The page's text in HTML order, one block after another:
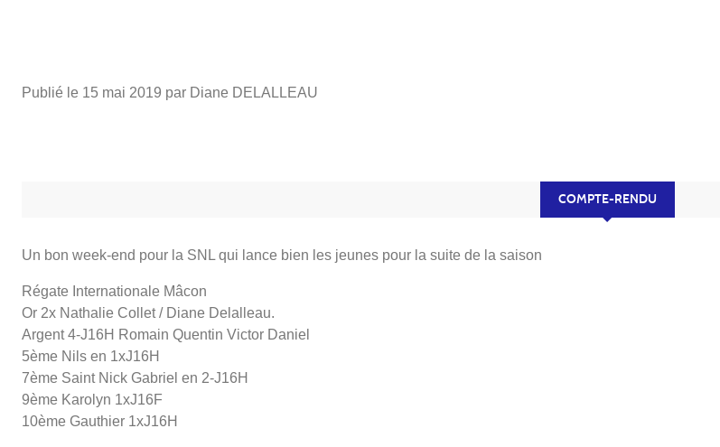
Publié le 15 mai 2019 par Diane DELALLEAU
COMPTE-RENDU
Un bon week-end pour la SNL qui lance bien les jeunes pour la suite de la saison
Régate Internationale Mâcon
Or 2x Nathalie Collet / Diane Delalleau.
Argent 4-J16H Romain Quentin Victor Daniel
5ème Nils en 1xJ16H
7ème Saint Nick Gabriel en 2-J16H
9ème Karolyn 1xJ16F
10ème Gauthier 1xJ16H